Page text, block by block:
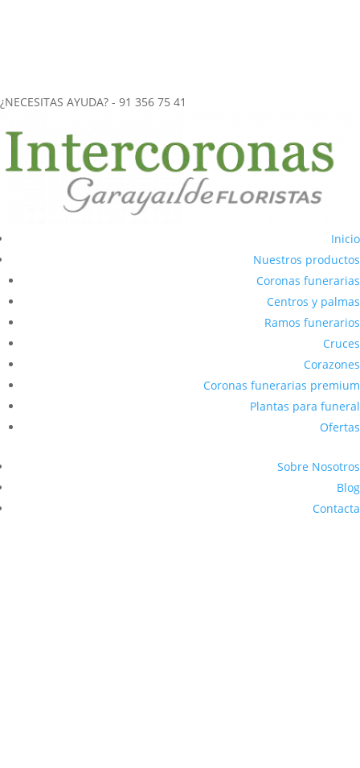
¿NECESITAS AYUDA? - 91 356 75 41
Inicio
Nuestros productos
Coronas funerarias
Centros y palmas
Ramos funerarios
Cruces
Corazones
Coronas funerarias premium
Plantas para funeral
Ofertas
Sobre Nosotros
Blog
Contacta